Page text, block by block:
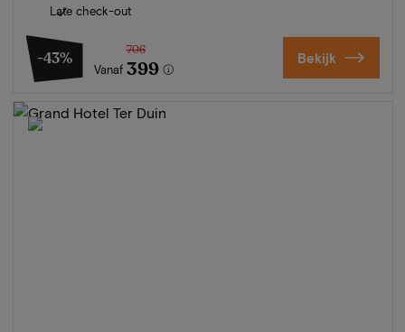
Late check-out
-43%
Vanaf
706
399 Bekijk